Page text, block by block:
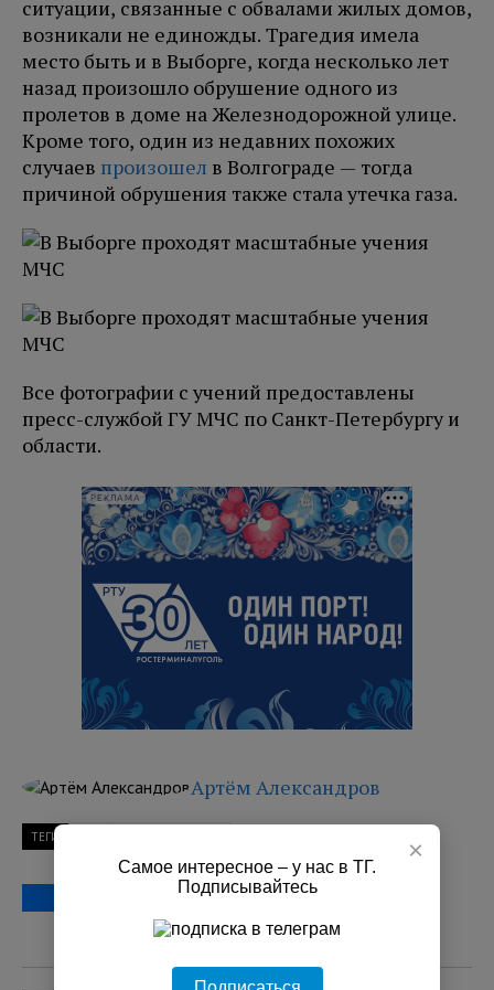
ситуации, связанные с обвалами жилых домов,
возникали не единожды. Трагедия имела
место быть и в Выборге, когда несколько лет
назад произошло обрушение одного из
пролетов в доме на Железнодорожной улице.
Кроме того, один из недавних похожих
случаев произошел в Волгограде — тогда
причиной обрушения также стала утечка газа.
Все фотографии с учений предоставлены
пресс-службой ГУ МЧС по Санкт-Петербургу и
области.
РЕКЛАМА
Артём Александров
ТЕГИ ×
Самое интересное – у нас в ТГ.
Подписывайтесь